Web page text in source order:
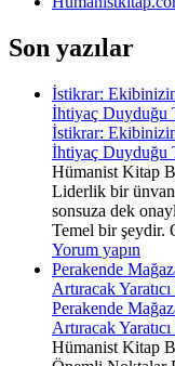
Son yazılar
İstikrar:
İhtiyaç Duyduğu
İstikrar:
İhtiyaç Duyduğu
Hümanist Kitap
Liderlik bir
sonsuza dek
Temel bir şeydir.
Yorum yapın
Perakende
Artıracak
Perakende
Artıracak
Hümanist Kitap